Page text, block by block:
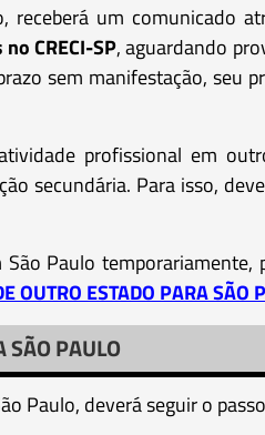
um comunicado
CRECI-SP, aguardando
sem manifestação, seu
profissional em
secundária. Para isso,
Paulo
OUTRO ESTADO PARA SÃO
SÃO PAULO
Paulo, deverá seguir o